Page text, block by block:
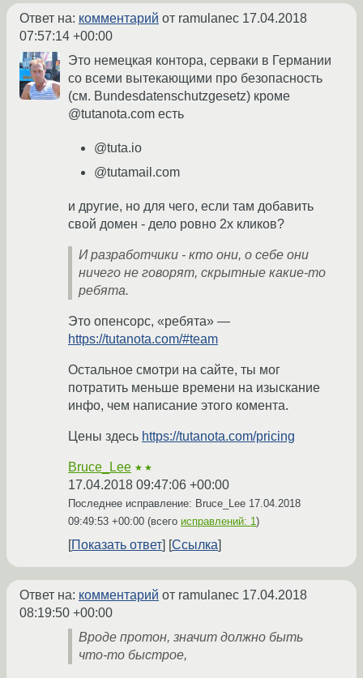
Ответ на: комментарий от ramulanec 17.04.2018
07:57:14 +00:00
Это немецкая контора, серваки в Германии
со всеми вытекающими про безопасность
(см. Bundesdatenschutzgesetz) кроме
@tutanota.com есть
@tuta.io
@tutamail.com
и другие, но для чего, если там добавить
свой домен - дело ровно 2х кликов?
И разработчики - кто они, о себе они
ничего не говорят, скрытные какие-то
ребята.
Это опенсорс, «ребята» —
https://tutanota.com/#team
Остальное смотри на сайте, ты мог
потратить меньше времени на изыскание
инфо, чем написание этого комента.
Цены здесь https://tutanota.com/pricing
Bruce_Lee ★★
17.04.2018 09:47:06 +00:00
Последнее исправление: Bruce_Lee 17.04.2018
09:49:53 +00:00 (всего исправлений: 1)
Показать ответ Ссылка
Ответ на: комментарий от ramulanec 17.04.2018
08:19:50 +00:00
Вроде протон, значит должно быть
что-то быстрое,